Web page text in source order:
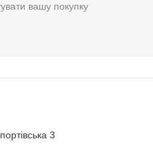
вашу покупку
3